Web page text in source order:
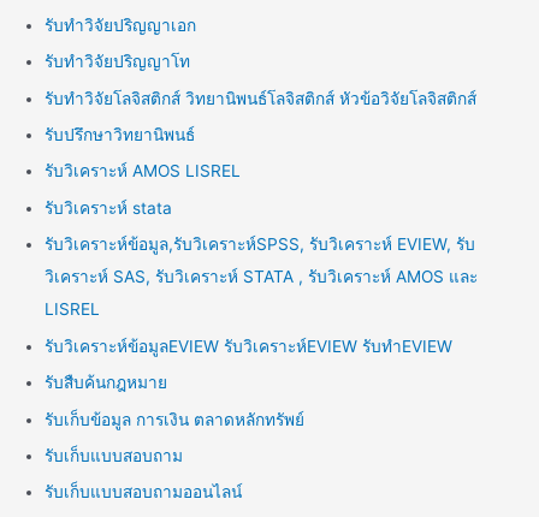
รับทำวิจัยปริญญาเอก
รับทำวิจัยปริญญาโท
รับทำวิจัยโลจิสติกส์ วิทยานิพนธ์โลจิสติกส์ หัวข้อวิจัยโลจิสติกส์
รับปรึกษาวิทยานิพนธ์
รับวิเคราะห์ AMOS LISREL
รับวิเคราะห์ stata
รับวิเคราะห์ข้อมูล,รับวิเคราะห์SPSS, รับวิเคราะห์ EVIEW, รับ
วิเคราะห์ SAS, รับวิเคราะห์ STATA , รับวิเคราะห์ AMOS และ
LISREL
รับวิเคราะห์ข้อมูลEVIEW รับวิเคราะห์EVIEW รับทำEVIEW
รับสืบค้นกฎหมาย
รับเก็บข้อมูล การเงิน ตลาดหลักทรัพย์
รับเก็บแบบสอบถาม
รับเก็บแบบสอบถามออนไลน์